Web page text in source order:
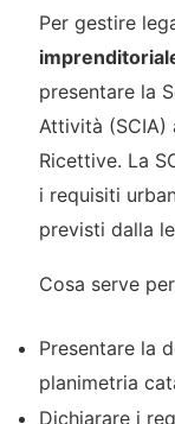
Per gestire
presentare la
Attività
Ricettive. La
i requisiti
previsti dalla
Cosa serve
Presentare la
planimetria
Dichiarare i